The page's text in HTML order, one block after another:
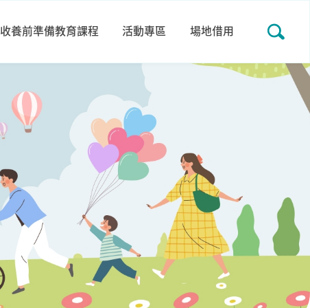
收養前準備教育課程 活動專區 場地借用